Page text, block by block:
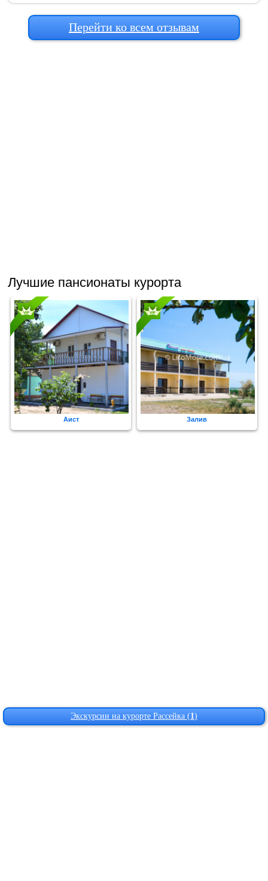
Перейти ко всем отзывам
Лучшие пансионаты курорта
Аист Залив
Экскурсии на курорте Рассейка (1 )